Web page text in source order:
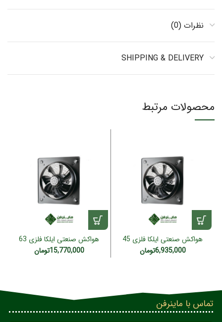
نظرات (0)
SHIPPING & DELIVERY
محصولات مرتبط
هواکش صنعتی ایلکا فلزی 45
سانتی مدل VIK-45A4T-L
6,935,000تومان
هواکش صنعتی ایلکا فلزی 63
سانتی مدل VIK-63G4T(سه فاز)15,770,000تومان
تماس با ماینرفن